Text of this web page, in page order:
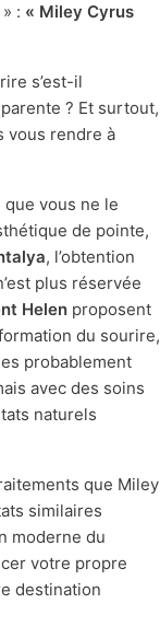
: « Miley Cyrus
s’est-il
? Et surtout,
vous rendre à
que vous ne le
de pointe,
, l’obtention
plus réservée
Helen proposent
du sourire,
probablement
avec des soins
naturels
que Miley
similaires
moderne du
votre propre
destination